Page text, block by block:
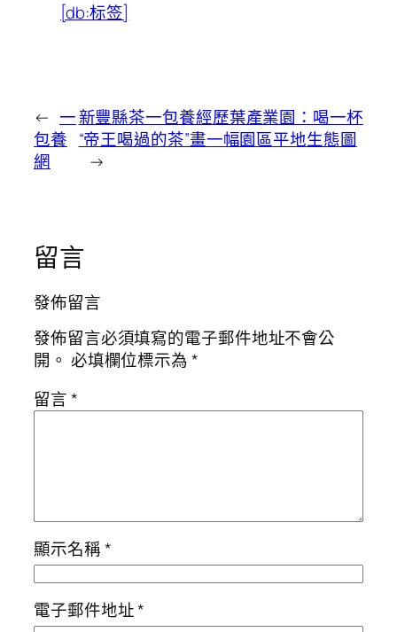
[db:标签]
← 一
包養
網
新豐縣茶一包養經歷葉產業園：喝一杯
“帝王喝過的茶”畫一幅園區平地生態圖
→
留言
發佈留言
發佈留言必須填寫的電子郵件地址不會公
開。 必填欄位標示為*
留言*
顯示名稱*
電子郵件地址*